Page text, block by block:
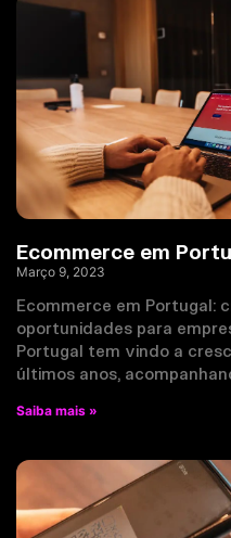
Ecommerce em
Março 9, 2023
Ecommerce em Portugal:
oportunidades para
Portugal tem vindo a
últimos anos,
Saiba mais »